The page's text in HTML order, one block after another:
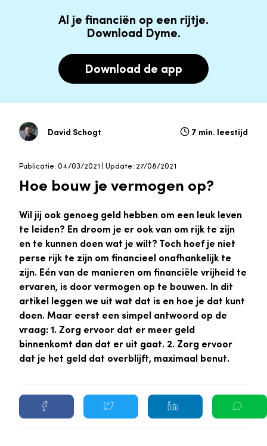
Al je financiën op een rijtje.
Download Dyme.
Download de app
David Schogt 7 min. leestijd
Publicatie: 04/03/2021 | Update: 27/08/2021
Hoe bouw je vermogen op?
Wil jij ook genoeg geld hebben om een leuk leven
te leiden? En droom je er ook van om rijk te zijn
en te kunnen doen wat je wilt? Toch hoef je niet
perse rijk te zijn om financieel onafhankelijk te
zijn. Eén van de manieren om financiële vrijheid te
ervaren, is door vermogen op te bouwen. In dit
artikel leggen we uit wat dat is en hoe je dat kunt
doen. Maar eerst een simpel antwoord op de
vraag: 1. Zorg ervoor dat er meer geld
binnenkomt dan dat er uit gaat. 2. Zorg ervoor
dat je het geld dat overblijft, maximaal benut.